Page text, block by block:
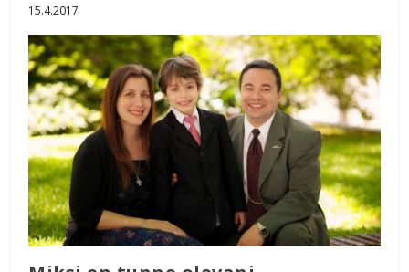
15.4.2017